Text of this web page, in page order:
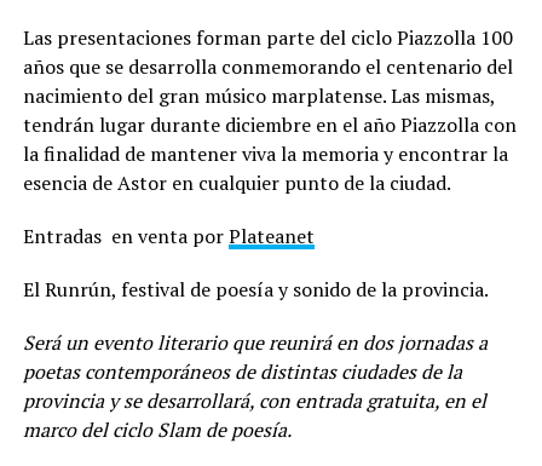
Las presentaciones forman parte del ciclo Piazzolla 100
años que se desarrolla conmemorando el centenario del
nacimiento del gran músico marplatense. Las mismas,
tendrán lugar durante diciembre en el año Piazzolla con
la finalidad de mantener viva la memoria y encontrar la
esencia de Astor en cualquier punto de la ciudad.
Entradas en venta porPlateanet
El Runrún, festival de poesía y sonido de la provincia.
Será un evento literario que reunirá en dos jornadas a
poetas contemporáneos de distintas ciudades de la
provincia y se desarrollará, con entrada gratuita, en el
marco del ciclo Slam de poesía.